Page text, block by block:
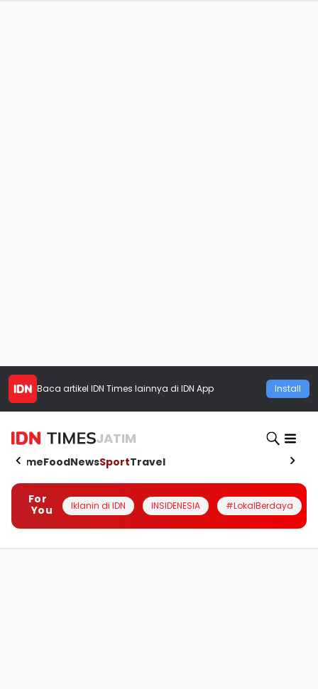
Baca artikel IDN Times lainnya di IDN App Install
JATIM
HomeFoodNewsSportTravel
For
You
Iklanin di IDN INSIDENESIA #LokalBerdaya